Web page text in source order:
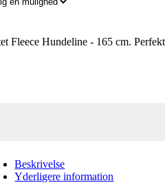
Fleece Hundeline - 165 cm.
Beskrivelse
Yderligere information